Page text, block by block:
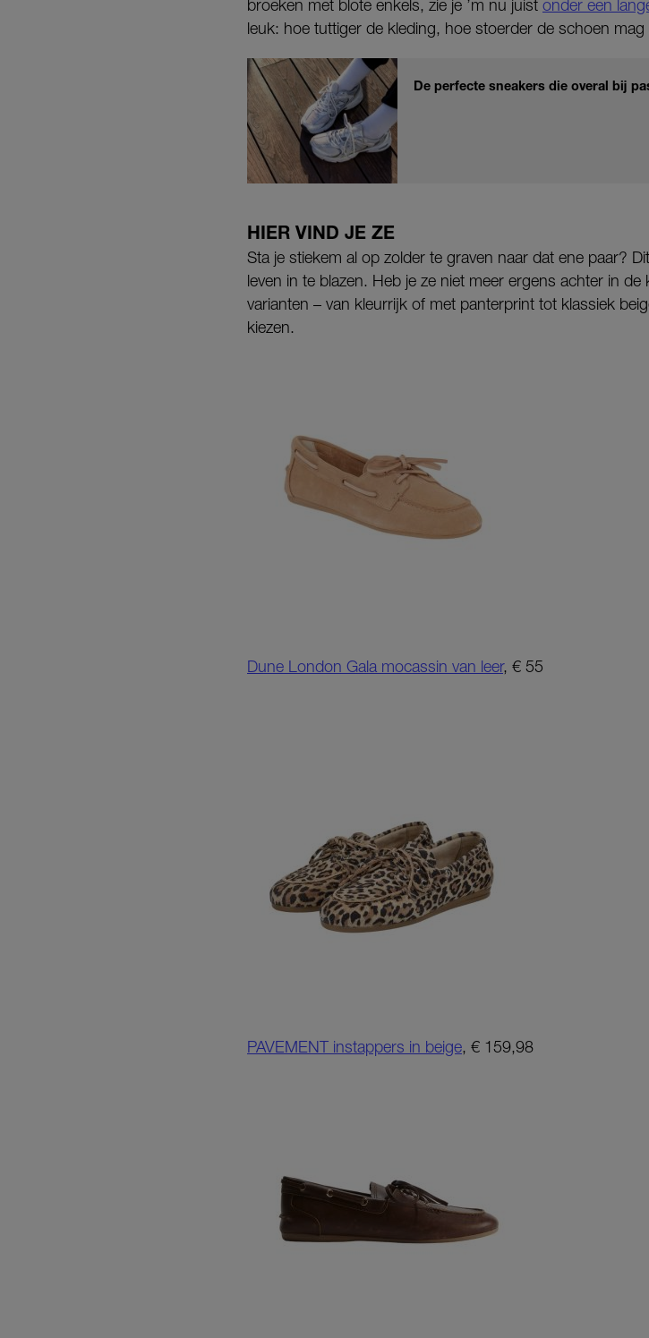
broeken met blote enkels, zie je ’m nu juist onder een
leuk: hoe tuttiger de kleding, hoe stoerder de schoen mag
De perfecte sneakers die overal bij
HIER VIND JE ZE
Sta je stiekem al op zolder te graven naar dat ene paar?
leven in te blazen. Heb je ze niet meer ergens achter in
varianten – van kleurrijk of met panterprint tot klassiek
kiezen.
Dune London Gala mocassin van leer, € 55
PAVEMENT instappers in beige, € 159,98